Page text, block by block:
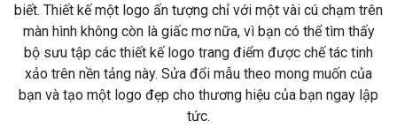
biết. Thiết kế một logo ấn tượng chỉ với một vài cú chạm trên
màn hình không còn là giấc mơ nữa, vì bạn có thể tìm thấy
bộ sưu tập các thiết kế logo trang điểm được chế tác tinh
xảo trên nền tảng này. Sửa đổi mẫu theo mong muốn của
bạn và tạo một logo đẹp cho thương hiệu của bạn ngay lập
tức.